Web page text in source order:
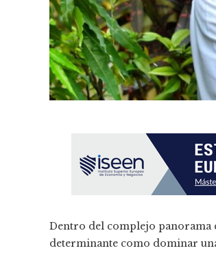
Dentro del complejo panorama
determinante como dominar